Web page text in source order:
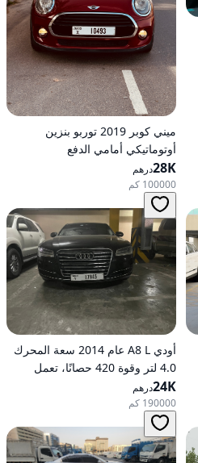
ميني كوبر 2019 توربو بنزين
أوتوماتيكي أمامي الدفع
28Kدرهم
100000 كم
أودي A8 L عام 2014 سعة المحرك
4.0 لتر وقوة 420 حصانًا، تعمل
بالبنزين، ناقل حركة أوتوماتيكي، دفع
كلي للعجلات
24Kدرهم
190000 كم